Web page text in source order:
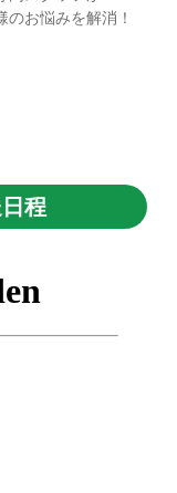
のお悩みを解消！
程